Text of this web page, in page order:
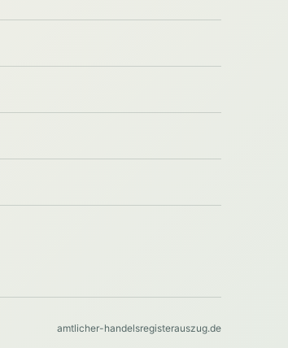
amtlicher-handelsregisterauszug.de